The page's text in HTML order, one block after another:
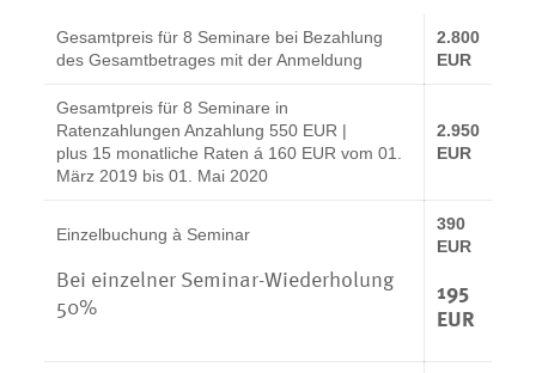
Gesamtpreis für 8 Seminare bei Bezahlung
des Gesamtbetrages mit der Anmeldung
2.800
EUR
Gesamtpreis für 8 Seminare in
Ratenzahlungen Anzahlung 550 EUR |
plus 15 monatliche Raten á 160 EUR vom 01.
März 2019 bis 01. Mai 2020
2.950
EUR
Einzelbuchung à Seminar
Bei einzelner Seminar-Wiederholung
50%
390
EUR
195
EUR